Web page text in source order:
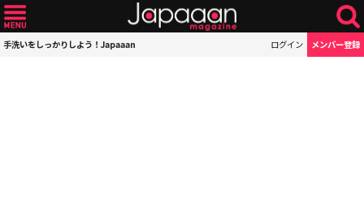
手洗いをしっかりしよう！Japaaan ログイン メンバー登録